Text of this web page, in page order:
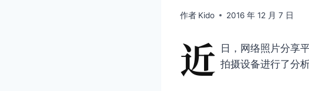
作者 Kido 2016 年 12 月 7 日
近 日，网络照片分享
拍摄设备进行了分析